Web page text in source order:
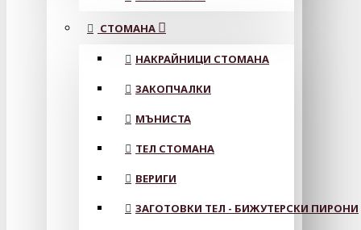
СТОМАНА
НАКРАЙНИЦИ СТОМАНА
ЗАКОПЧАЛКИ
МЪНИСТА
ТЕЛ СТОМАНА
ВЕРИГИ
ЗАГОТОВКИ ТЕЛ - БИЖУТЕРСКИ ПИРОНИ